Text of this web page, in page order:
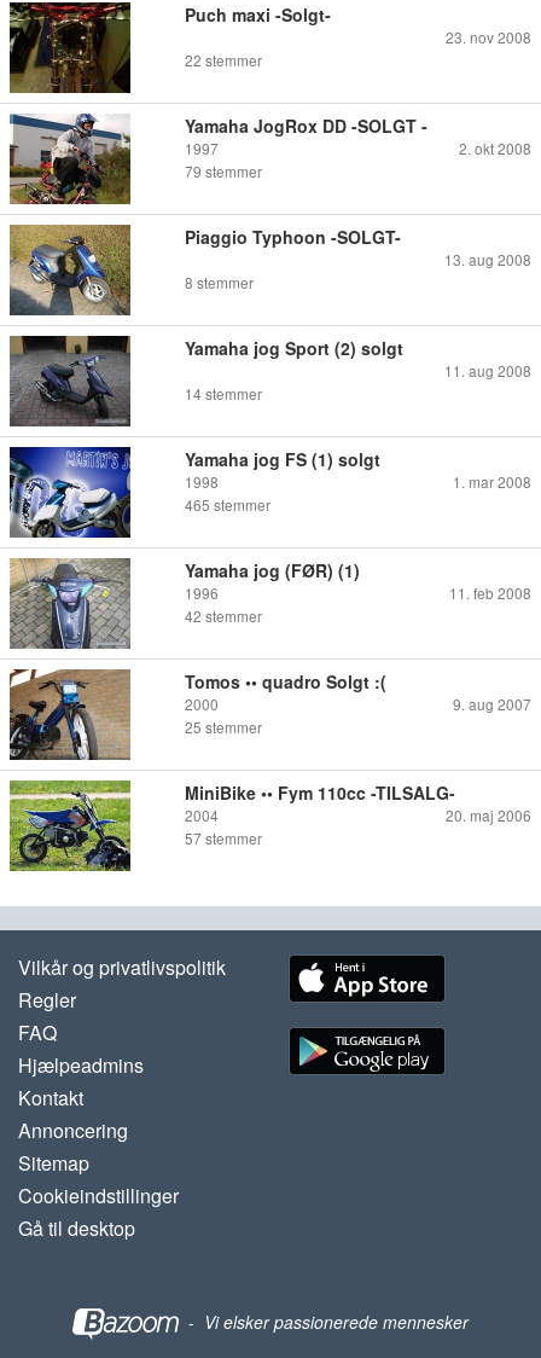
Puch maxi -Solgt-
23. nov 2008
22 stemmer
Yamaha JogRox DD -SOLGT -
1997
2. okt 2008
79 stemmer
Piaggio Typhoon -SOLGT-
13. aug 2008
8 stemmer
Yamaha jog Sport (2) solgt
11. aug 2008
14 stemmer
Yamaha jog FS (1) solgt
1998
1. mar 2008
465 stemmer
Yamaha jog (FØR) (1)
1996
11. feb 2008
42 stemmer
Tomos •• quadro Solgt :(
2000
9. aug 2007
25 stemmer
MiniBike •• Fym 110cc -TILSALG-
2004
20. maj 2006
57 stemmer
Vilkår og privatlivspolitik
Regler
FAQ
Hjælpeadmins
Kontakt
Annoncering
Sitemap
Cookieindstillinger
Gå til desktop
- Vi elsker passionerede mennesker